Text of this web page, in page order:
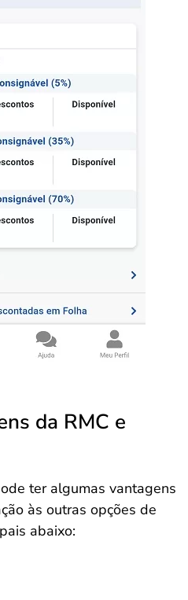
da RMC e
ter algumas vantagens
às outras opções de
abaixo: